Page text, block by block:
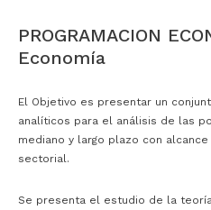
PROGRAMACION
Economía
El Objetivo es presentar un
analíticos para el análisis de las
mediano y largo plazo con
sectorial.
Se presenta el estudio de la